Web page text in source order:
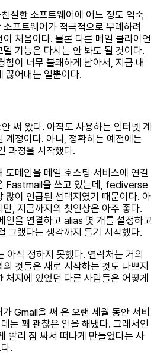
절한 소프트웨어에 어느 정도 익숙
프트웨어가 적극적으로 무례하려
처음이다. 물론 다른 메일 클라이언
기능은 다시는 안 봐도 될 것이다.
험이 너무 불쾌하게 남아서, 지금 내
끊어내는 일뿐이다.
써 왔다. 아직도 사용하는 인터넷 계
계정이다. 아니, 정확히는 예전에는
과정을 시작했다.
도메인을 메일 호스팅 서비스에 연결
Fastmail을 쓰고 있는데, fediverse
많이 언급된 선택지였기 때문이다. 아
, 지금까지의 첫인상은 아주 좋다.
인을 연결하고 alias 몇 개를 설정하고
그랬다는 생각까지 들기 시작했다.
아직 정하지 못했다. 연락처는 거의
것들은 새로 시작하는 것도 나쁘지
처지에 있었던 다른 사람들은 어떻게
Gmail을 써 온 오랜 세월 동안 서비
는 꽤 괜찮은 일을 해냈다. 그래서인
빨리 짐 싸서 떠나게 만들었다는 사
.